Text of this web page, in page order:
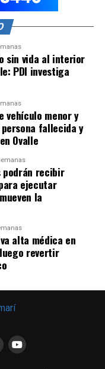
sin vida al interior
PDI investiga
vehículo menor y
fallecida y
Ovalle
podrán recibir
ejecutar
la
alta médica en
revertir